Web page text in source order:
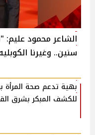
الشاعر محمود عليم:
سنين.. وغيرنا
بهية تدعم صحة المرأة
للكشف المبكر بشرق